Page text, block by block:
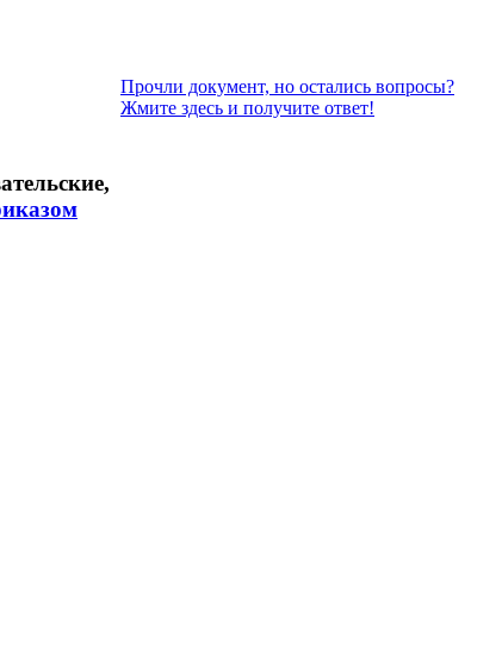
Прочли документ, но остались вопросы?
Жмите здесь и получите ответ!